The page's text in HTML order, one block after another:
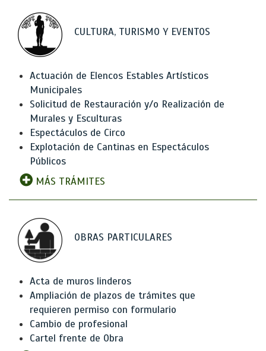
CULTURA, TURISMO Y EVENTOS
Actuación de Elencos Estables Artísticos
Municipales
Solicitud de Restauración y/o Realización de
Murales y Esculturas
Espectáculos de Circo
Explotación de Cantinas en Espectáculos
Públicos
MÁS TRÁMITES
OBRAS PARTICULARES
Acta de muros linderos
Ampliación de plazos de trámites que
requieren permiso con formulario
Cambio de profesional
Cartel frente de Obra